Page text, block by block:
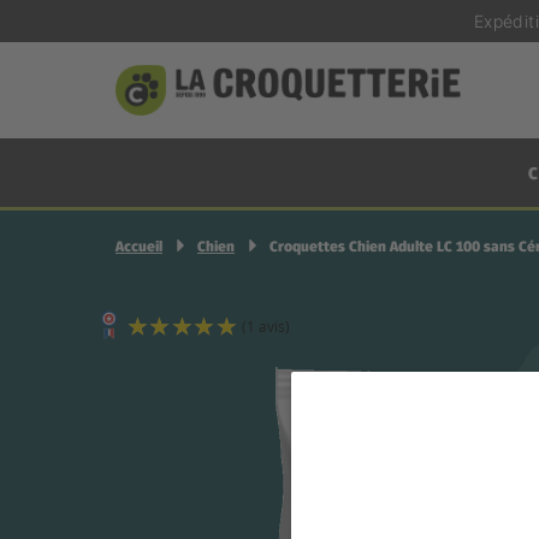
Accueil Chien Croquettes Chien Adulte LC 100 sans